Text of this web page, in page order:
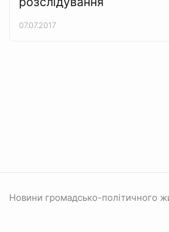
07.07.2017
Новини громадсько-політичного